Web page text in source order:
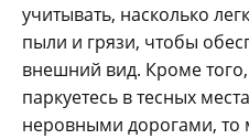
учитывать, насколько
пыли и грязи, чтобы
внешний вид. Кроме
паркуетесь в тесных
неровными дорогами, то